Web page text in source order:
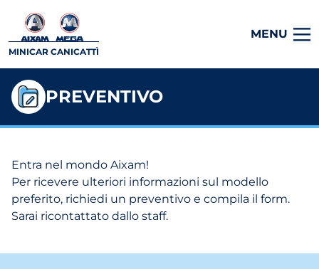
MINICAR CANICATTÌ
MENU
PREVENTIVO
Entra nel mondo Aixam!
Per ricevere ulteriori informazioni sul modello
preferito, richiedi un preventivo e compila il form.
Sarai ricontattato dallo staff.